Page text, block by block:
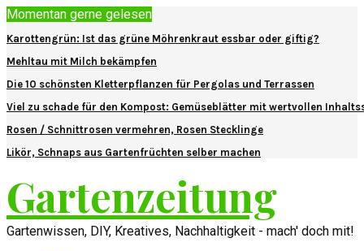
Momentan gerne gelesen
Karottengrün: Ist das grüne Möhrenkraut essbar oder giftig?
Mehltau mit Milch bekämpfen
Die 10 schönsten Kletterpflanzen für Pergolas und Terrassen
Viel zu schade für den Kompost: Gemüseblätter mit wertvollen
Rosen / Schnittrosen vermehren, Rosen Stecklinge
Likör, Schnaps aus Gartenfrüchten selber machen
Gartenzeitung
Gartenwissen, DIY, Kreatives, Nachhaltigkeit - mach' doch mit!